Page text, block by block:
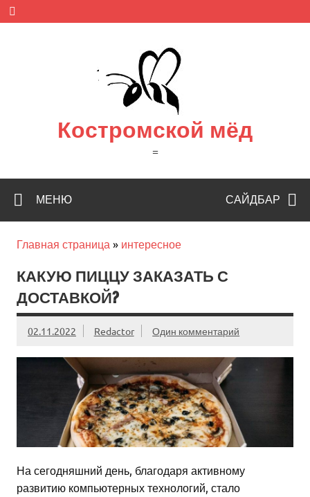
Skip
content
Костромской мёд
=
САЙДБАР
МЕНЮ
Главная страница » интересное
КАКУЮ ПИЦЦУ ЗАКАЗАТЬ С
ДОСТАВКОЙ?
02.11.2022 Redactor Один комментарий
На сегодняшний день, благодаря активному
развитию компьютерных технологий, стало